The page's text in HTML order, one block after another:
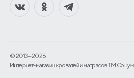
© 2013—2026
Интернет-магазин кроватей и матрасов TM Сонум